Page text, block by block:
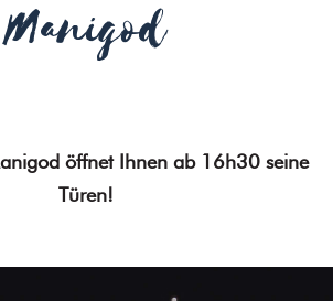
Manigod
öffnet Ihnen ab 16h30 seine
Türen!